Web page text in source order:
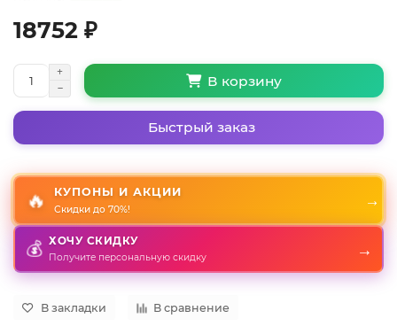
18752 ₽
В корзину
Быстрый заказ
🔥 КУПОНЫ И АКЦИИ
Скидки до 70%!
→
💰 ХОЧУ СКИДКУ
Получите персональную скидку →
В закладки В сравнение